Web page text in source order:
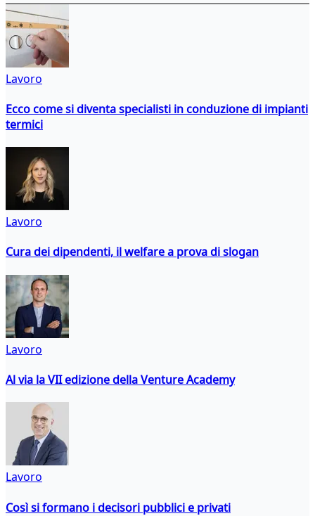
Lavoro
Ecco come si diventa specialisti in conduzione di impianti
termici
Lavoro
Cura dei dipendenti, il welfare a prova di slogan
Lavoro
Al via la VII edizione della Venture Academy
Lavoro
Così si formano i decisori pubblici e privati